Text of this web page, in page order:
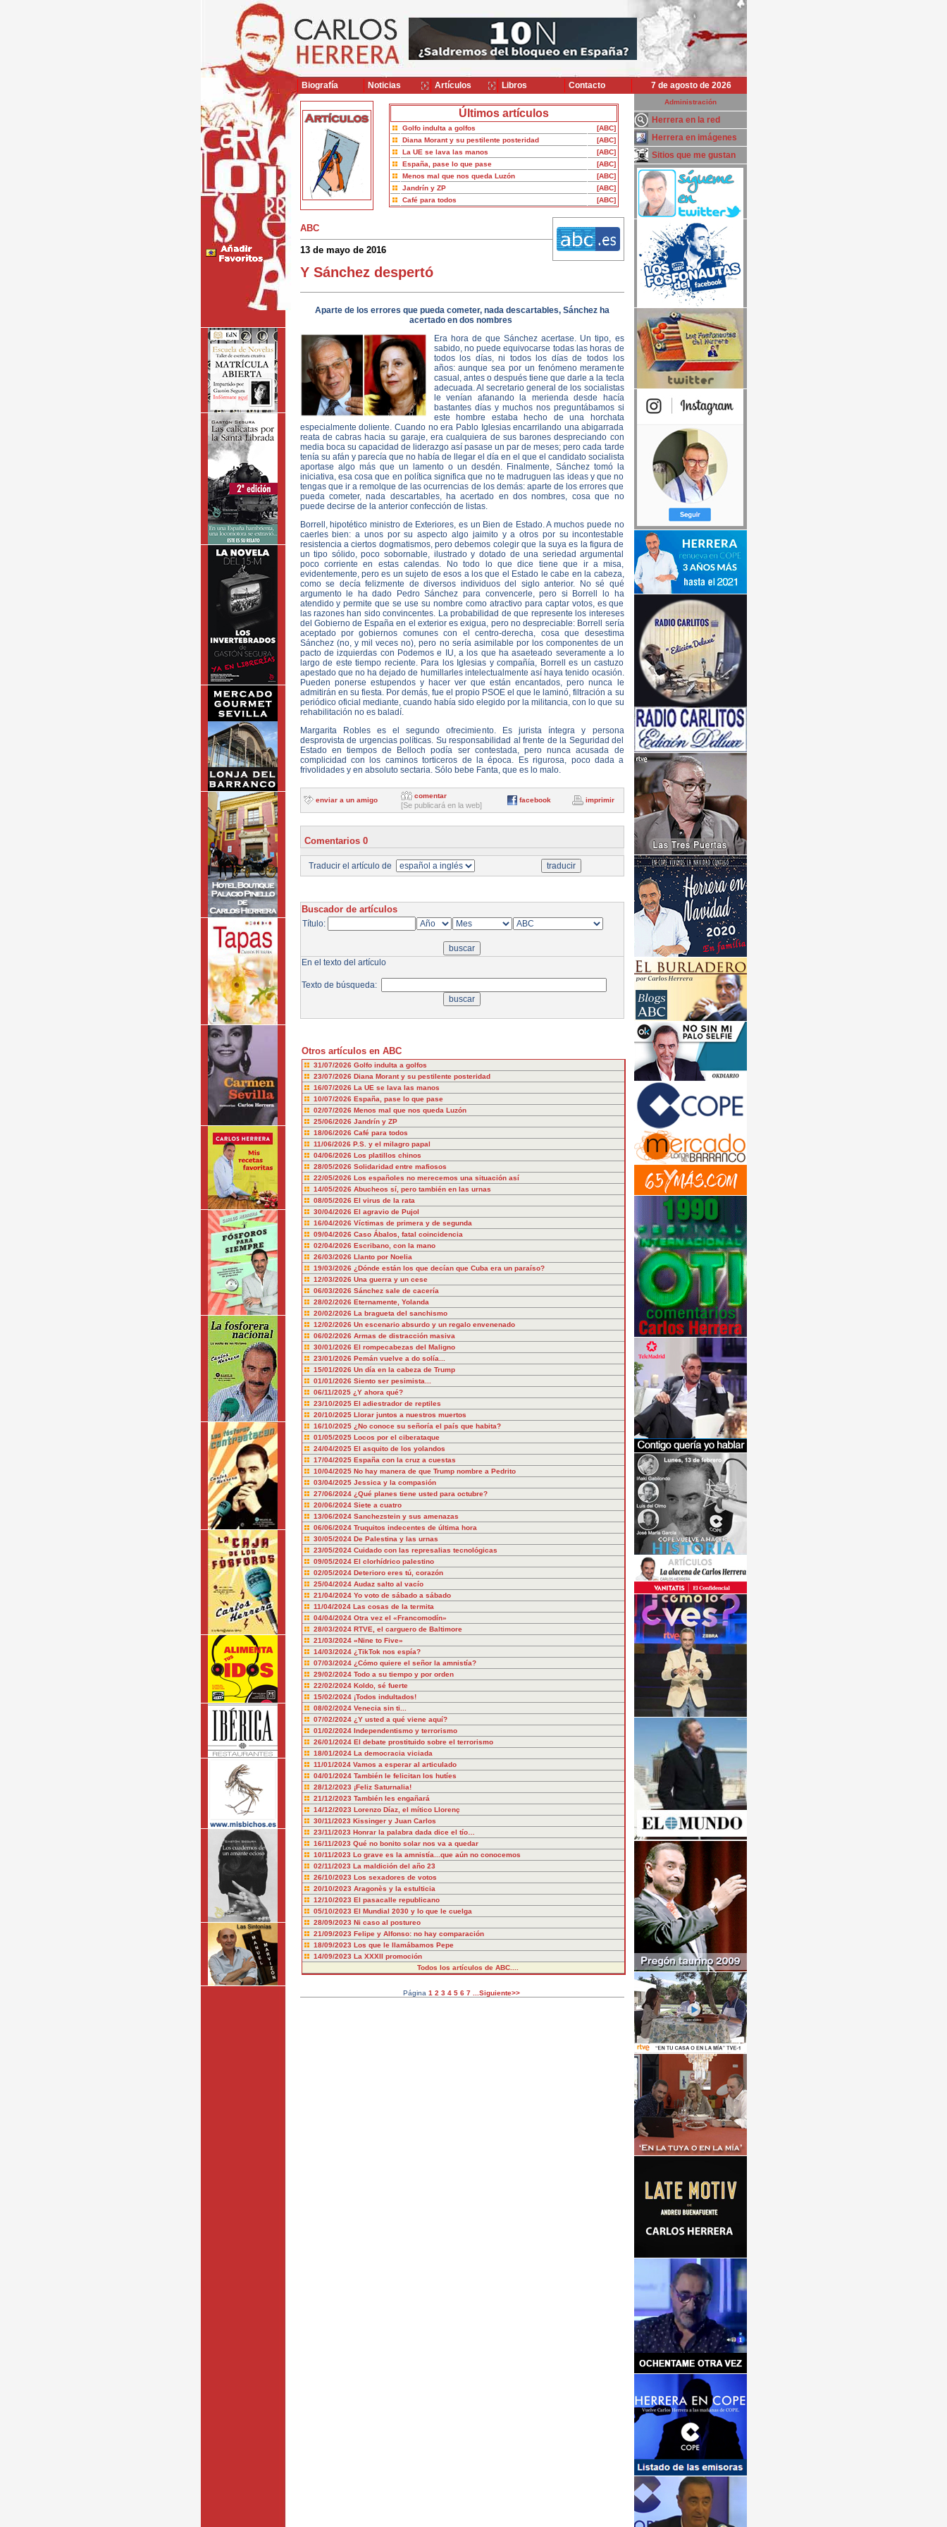
7 de agosto de 2026
Últimos artículos
Golfo indulta a golfos
[ABC]
Diana Morant y su pestilente posteridad
[ABC]
La UE se lava las manos
[ABC]
España, pase lo que pase
[ABC]
Menos mal que nos queda Luzón
[ABC]
Jandrín y ZP
[ABC]
Café para todos
[ABC]
ABC
13 de mayo de 2016
Y Sánchez despertó
Aparte de los errores que pueda cometer, nada descartables, Sánchez ha
acertado en dos nombres
Era hora de que Sánchez acertase. Un tipo, es
sabido, no puede equivocarse todas las horas de
todos los días, ni todos los días de todos los
años: aunque sea por un fenómeno meramente
casual, antes o después tiene que darle a la tecla
adecuada. Al secretario general de los socialistas
le venían afanando la merienda desde hacía
bastantes días y muchos nos preguntábamos si
este hombre estaba hecho de una horchata
especialmente doliente. Cuando no era Pablo Iglesias encarrilando una abigarrada
reata de cabras hacia su garaje, era cualquiera de sus barones despreciando con
media boca su capacidad de liderazgo así pasase un par de meses; pero cada tarde
tenía su afán y parecía que no había de llegar el día en el que el candidato socialista
aportase algo más que un lamento o un desdén. Finalmente, Sánchez tomó la
iniciativa, esa cosa que en política significa que no te madruguen las ideas y que no
tengas que ir a remolque de las ocurrencias de los demás: aparte de los errores que
pueda cometer, nada descartables, ha acertado en dos nombres, cosa que no
puede decirse de la anterior confección de listas.
Borrell, hipotético ministro de Exteriores, es un Bien de Estado. A muchos puede no
caerles bien: a unos por su aspecto algo jaimito y a otros por su incontestable
resistencia a ciertos dogmatismos, pero debemos colegir que la suya es la figura de
un tipo sólido, poco sobornable, ilustrado y dotado de una seriedad argumental
poco corriente en estas calendas. No todo lo que dice tiene que ir a misa,
evidentemente, pero es un sujeto de esos a los que el Estado le cabe en la cabeza,
como se decía felizmente de diversos individuos del siglo anterior. No sé qué
argumento le ha dado Pedro Sánchez para convencerle, pero si Borrell lo ha
atendido y permite que se use su nombre como atractivo para captar votos, es que
las razones han sido convincentes. La probabilidad de que represente los intereses
del Gobierno de España en el exterior es exigua, pero no despreciable: Borrell sería
aceptado por gobiernos comunes con el centro-derecha, cosa que desestima
Sánchez (no, y mil veces no), pero no sería asimilable por los componentes de un
pacto de izquierdas con Podemos e IU, a los que ha asaeteado severamente a lo
largo de este tiempo reciente. Para los Iglesias y compañía, Borrell es un castuzo
apestado que no ha dejado de humillarles intelectualmente así haya tenido ocasión.
Pueden ponerse estupendos y hacer ver que están encantados, pero nunca le
admitirán en su fiesta. Por demás, fue el propio PSOE el que le laminó, filtración a su
periódico oficial mediante, cuando había sido elegido por la militancia, con lo que su
rehabilitación no es baladí.
Margarita Robles es el segundo ofrecimiento. Es jurista íntegra y persona
desprovista de urgencias políticas. Su responsabilidad al frente de la Seguridad del
Estado en tiempos de Belloch podía ser contestada, pero nunca acusada de
complicidad con los caminos torticeros de la época. Es rigurosa, poco dada a
frivolidades y en absoluto sectaria. Sólo bebe Fanta, que es lo malo.
enviar a un amigo
comentar
[Se publicará en la web]
facebook imprimir
Comentarios 0
Traducir el artículo de
Buscador de artículos
Título:
En el texto del artículo
Texto de búsqueda:
Otros artículos en ABC
31/07/2026 Golfo indulta a golfos
23/07/2026 Diana Morant y su pestilente posteridad
16/07/2026 La UE se lava las manos
10/07/2026 España, pase lo que pase
02/07/2026 Menos mal que nos queda Luzón
25/06/2026 Jandrín y ZP
18/06/2026 Café para todos
11/06/2026 P.S. y el milagro papal
04/06/2026 Los platillos chinos
28/05/2026 Solidaridad entre mafiosos
22/05/2026 Los españoles no merecemos una situación así
14/05/2026 Abucheos sí, pero también en las urnas
08/05/2026 El virus de la rata
30/04/2026 El agravio de Pujol
16/04/2026 Víctimas de primera y de segunda
09/04/2026 Caso Ábalos, fatal coincidencia
02/04/2026 Escribano, con la mano
26/03/2026 Llanto por Noelia
19/03/2026 ¿Dónde están los que decían que Cuba era un paraíso?
12/03/2026 Una guerra y un cese
06/03/2026 Sánchez sale de cacería
28/02/2026 Eternamente, Yolanda
20/02/2026 La bragueta del sanchismo
12/02/2026 Un escenario absurdo y un regalo envenenado
06/02/2026 Armas de distracción masiva
30/01/2026 El rompecabezas del Maligno
23/01/2026 Pemán vuelve a do solía...
15/01/2026 Un día en la cabeza de Trump
01/01/2026 Siento ser pesimista...
06/11/2025 ¿Y ahora qué?
23/10/2025 El adiestrador de reptiles
20/10/2025 Llorar juntos a nuestros muertos
16/10/2025 ¿No conoce su señoría el país que habita?
01/05/2025 Locos por el ciberataque
24/04/2025 El asquito de los yolandos
17/04/2025 España con la cruz a cuestas
10/04/2025 No hay manera de que Trump nombre a Pedrito
03/04/2025 Jessica y la compasión
27/06/2024 ¿Qué planes tiene usted para octubre?
20/06/2024 Siete a cuatro
13/06/2024 Sanchezstein y sus amenazas
06/06/2024 Truquitos indecentes de última hora
30/05/2024 De Palestina y las urnas
23/05/2024 Cuidado con las represalias tecnológicas
09/05/2024 El clorhídrico palestino
02/05/2024 Deterioro eres tú, corazón
25/04/2024 Audaz salto al vacío
21/04/2024 Yo voto de sábado a sábado
11/04/2024 Las cosas de la termita
04/04/2024 Otra vez el «Francomodín»
28/03/2024 RTVE, el carguero de Baltimore
21/03/2024 «Nine to Five»
14/03/2024 ¿TikTok nos espía?
07/03/2024 ¿Cómo quiere el señor la amnistía?
29/02/2024 Todo a su tiempo y por orden
22/02/2024 Koldo, sé fuerte
15/02/2024 ¡Todos indultados!
08/02/2024 Venecia sin ti...
07/02/2024 ¿Y usted a qué viene aquí?
01/02/2024 Independentismo y terrorismo
26/01/2024 El debate prostituido sobre el terrorismo
18/01/2024 La democracia viciada
11/01/2024 Vamos a esperar al articulado
04/01/2024 También le felicitan los hutíes
28/12/2023 ¡Feliz Saturnalia!
21/12/2023 También les engañará
14/12/2023 Lorenzo Díaz, el mítico Llorenç
30/11/2023 Kissinger y Juan Carlos
23/11/2023 Honrar la palabra dada dice el tío…
16/11/2023 Qué no bonito solar nos va a quedar
10/11/2023 Lo grave es la amnistía...que aún no conocemos
02/11/2023 La maldición del año 23
26/10/2023 Los sexadores de votos
20/10/2023 Aragonès y la estulticia
12/10/2023 El pasacalle republicano
05/10/2023 El Mundial 2030 y lo que le cuelga
28/09/2023 Ni caso al postureo
21/09/2023 Felipe y Alfonso: no hay comparación
18/09/2023 Los que le llamábamos Pepe
14/09/2023 La XXXII promoción
Todos los artículos de ABC....
Página 1 2 3 4 5 6 7 ...Siguiente>>
Administración
Herrera en la red
Herrera en imágenes
Sitios que me gustan
Biografía Noticias Artículos Libros Contacto